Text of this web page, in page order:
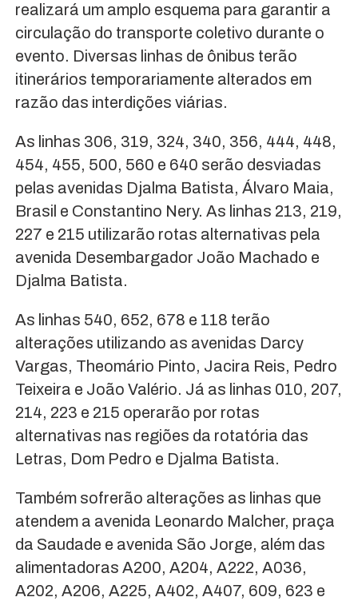
realizará um amplo esquema para garantir a
circulação do transporte coletivo durante o
evento. Diversas linhas de ônibus terão
itinerários temporariamente alterados em
razão das interdições viárias.
As linhas 306, 319, 324, 340, 356, 444, 448,
454, 455, 500, 560 e 640 serão desviadas
pelas avenidas Djalma Batista, Álvaro Maia,
Brasil e Constantino Nery. As linhas 213, 219,
227 e 215 utilizarão rotas alternativas pela
avenida Desembargador João Machado e
Djalma Batista.
As linhas 540, 652, 678 e 118 terão
alterações utilizando as avenidas Darcy
Vargas, Theomário Pinto, Jacira Reis, Pedro
Teixeira e João Valério. Já as linhas 010, 207,
214, 223 e 215 operarão por rotas
alternativas nas regiões da rotatória das
Letras, Dom Pedro e Djalma Batista.
Também sofrerão alterações as linhas que
atendem a avenida Leonardo Malcher, praça
da Saudade e avenida São Jorge, além das
alimentadoras A200, A204, A222, A036,
A202, A206, A225, A402, A407, 609, 623 e